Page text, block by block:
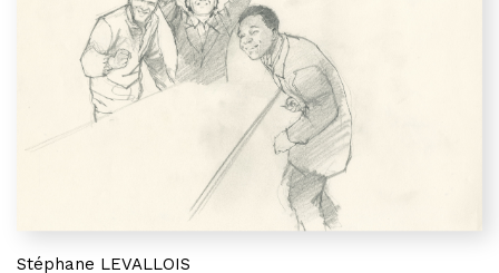
Stéphane LEVALLOIS